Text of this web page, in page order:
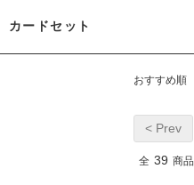
カードセット
おすすめ順
< Prev
全 39 商品